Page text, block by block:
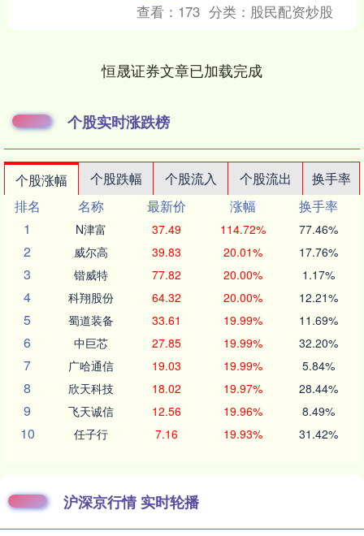
查看： 173 分类： 股民配资炒股
恒晟证券文章已加载完成
个股实时涨跌榜
个股涨幅 个股跌幅 个股流入 个股流出
换手率
排名
名称 最新价 涨幅
换手率
1
N津富 37.49 114.72% 77.46%
2 威尔高 39.83 20.01% 17.76%
3 锴威特 77.82 20.00% 1.17%
4 科翔股份 64.32 20.00% 12.21%
5 蜀道装备 33.61 19.99% 11.69%
6 中巨芯 27.85 19.99% 32.20%
7 广哈通信 19.03 19.99% 5.84%
8 欣天科技 18.02 19.97% 28.44%
9 飞天诚信 12.56 19.96% 8.49%
10 任子行 7.16 19.93% 31.42%
沪深京行情 实时轮播